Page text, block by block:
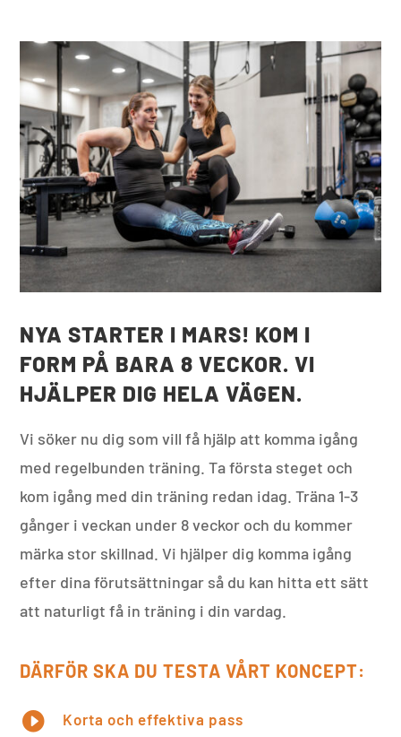
NYA STARTER I MARS! KOM I
FORM PÅ BARA 8 VECKOR. VI
HJÄLPER DIG HELA VÄGEN.
Vi söker nu dig som vill få hjälp att komma igång
med regelbunden träning. Ta första steget och
kom igång med din träning redan idag. Träna 1-3
gånger i veckan under 8 veckor och du kommer
märka stor skillnad. Vi hjälper dig komma igång
efter dina förutsättningar så du kan hitta ett sätt
att naturligt få in träning i din vardag.
DÄRFÖR SKA DU TESTA VÅRT KONCEPT:
 Korta och effektiva pass